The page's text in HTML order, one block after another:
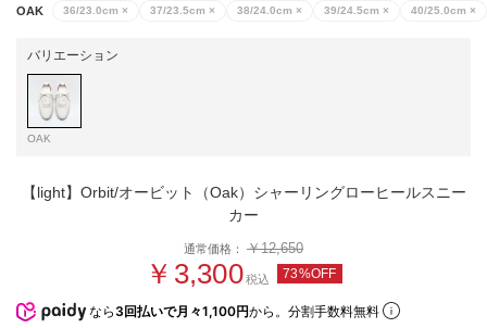
OAK 36/23.0cm × 37/23.5cm × 38/24.0cm × 39/24.5cm × 40/25.0cm ×
バリエーション
OAK
【light】Orbit/オービット（Oak）シャーリングローヒールスニー
カー
通常価格： ￥12,650
￥3,300税込 73%OFF
なら 3回払いで月々1,100円から。分割手数料無料